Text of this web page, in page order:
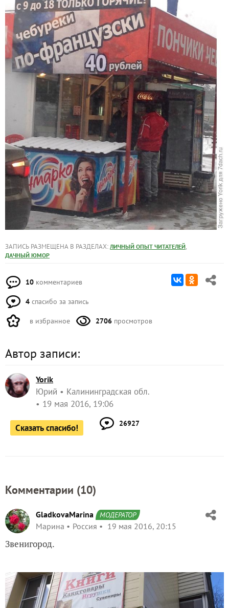
ЗАПИСЬ РАЗМЕЩЕНА В РАЗДЕЛАХ: ЛИЧНЫЙ ОПЫТ ЧИТАТЕЛЕЙ,
ДАЧНЫЙ ЮМОР
10 комментариев
4 спасибо за запись
в избранное 2706 просмотров
Автор записи:
Yorik
Юрий
Калининградская обл.
19 мая 2016, 19:06
Сказать спасибо! 26927
Комментарии (10)
GladkovaMarina МОДЕРАТОР
Марина Россия 19 мая 2016, 20:15
Звенигород.